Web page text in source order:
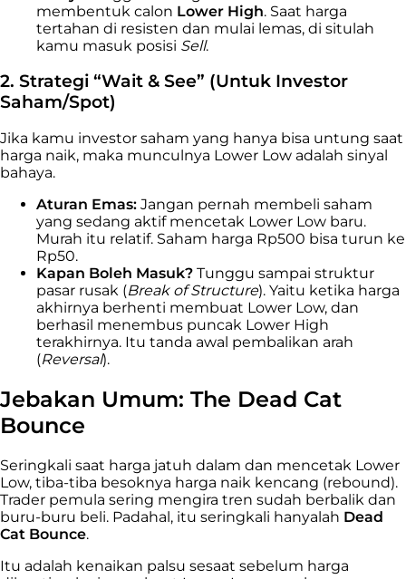
membentuk calon Lower High. Saat harga
tertahan di resisten dan mulai lemas, di situlah
kamu masuk posisi Sell.
2. Strategi “Wait & See” (Untuk Investor
Saham/Spot)
Jika kamu investor saham yang hanya bisa untung saat
harga naik, maka munculnya Lower Low adalah sinyal
bahaya.
Aturan Emas: Jangan pernah membeli saham
yang sedang aktif mencetak Lower Low baru.
Murah itu relatif. Saham harga Rp500 bisa turun ke
Rp50.
Kapan Boleh Masuk? Tunggu sampai struktur
pasar rusak (Break of Structure). Yaitu ketika harga
akhirnya berhenti membuat Lower Low, dan
berhasil menembus puncak Lower High
terakhirnya. Itu tanda awal pembalikan arah
(Reversal).
Jebakan Umum: The Dead Cat
Bounce
Seringkali saat harga jatuh dalam dan mencetak Lower
Low, tiba-tiba besoknya harga naik kencang (rebound).
Trader pemula sering mengira tren sudah berbalik dan
buru-buru beli. Padahal, itu seringkali hanyalah Dead
Cat Bounce.
Itu adalah kenaikan palsu sesaat sebelum harga